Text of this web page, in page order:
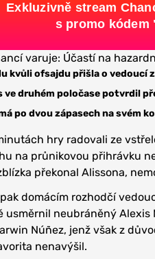
Exkluzivně stream
s promo kódem
varuje: Účastí na
kvůli ofsajdu přišla o vedoucí
ve druhém poločase potvrdil
po dvou zápasech na svém
hry radovali ze
na průnikovou přihrávku
překonal Alissona,
domácím rozhodčí
usměrnil neubráněný
Núñez, jenž však z
nenavýšil.